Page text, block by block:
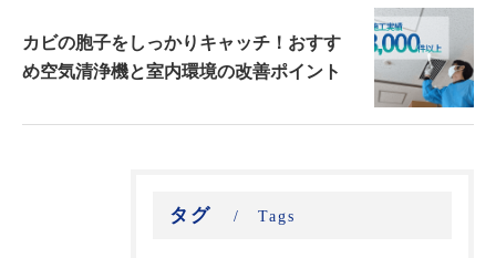
カビの胞子をしっかりキャッチ！おすす
め空気清浄機と室内環境の改善ポイント
タグ Tags